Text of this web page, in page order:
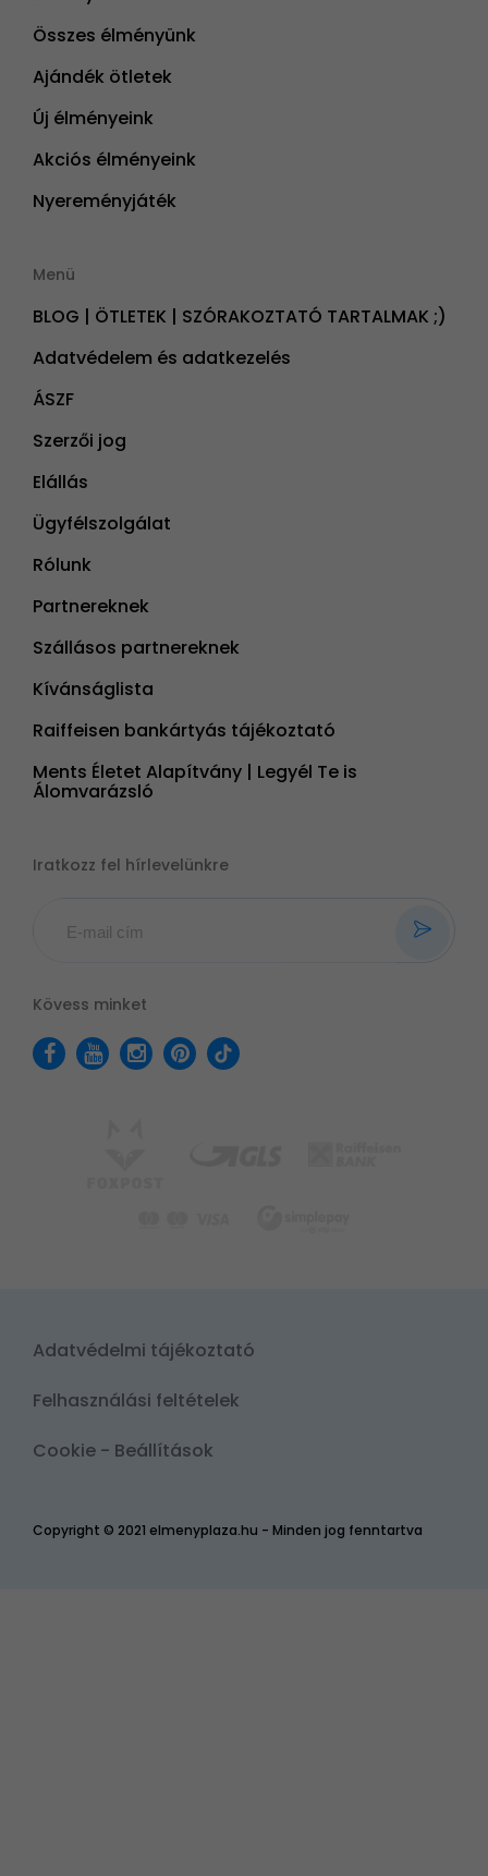
Összes élményünk
Ajándék ötletek
Új élményeink
Akciós élményeink
Nyereményjáték
Menü
BLOG | ÖTLETEK | SZÓRAKOZTATÓ TARTALMAK ;)
Adatvédelem és adatkezelés
ÁSZF
Szerzői jog
Elállás
Ügyfélszolgálat
Rólunk
Partnereknek
Szállásos partnereknek
Kívánságlista
Raiffeisen bankártyás tájékoztató
Ments Életet Alapítvány | Legyél Te is
Álomvarázsló
Iratkozz fel hírlevelünkre
Kövess minket
Copyright © 2021 elmenyplaza.hu - Minden jog fenntartva
Adatvédelmi tájékoztató
Felhasználási feltételek
Cookie - Beállítások